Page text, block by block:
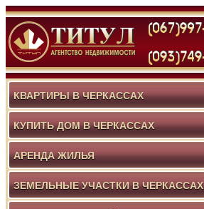
КВАРТИРЫ В ЧЕРКАССАХ
КУПИТЬ ДОМ В ЧЕРКАССАХ
АРЕНДА ЖИЛЬЯ
ЗЕМЕЛЬНЫЕ УЧАСТКИ В ЧЕРКАССАХ